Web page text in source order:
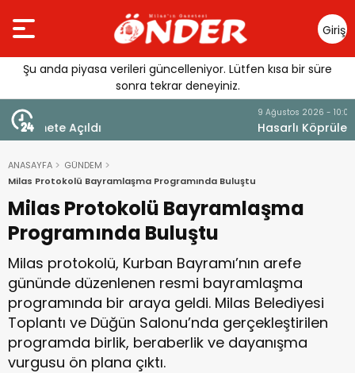
Giriş
Yap
Şu anda piyasa verileri güncelleniyor. Lütfen kısa bir süre
sonra tekrar deneyiniz.
Hasarlı Köprüler İçin Harekete Geçildi: 4 İLÇEDE
ACELE KAMULAŞTIRMA
ANASAYFA
GÜNDEM
Milas Protokolü Bayramlaşma Programında Buluştu
Milas Protokolü Bayramlaşma
Programında Buluştu
Milas protokolü, Kurban Bayramı’nın arefe
gününde düzenlenen resmi bayramlaşma
programında bir araya geldi. Milas Belediyesi
Toplantı ve Düğün Salonu’nda gerçekleştirilen
programda birlik, beraberlik ve dayanışma
vurgusu ön plana çıktı.